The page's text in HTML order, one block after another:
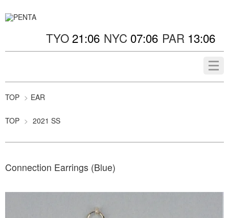
TYO NYC PAR
TOP > EAR
TOP > 2021 SS
Connection Earrings (Blue)